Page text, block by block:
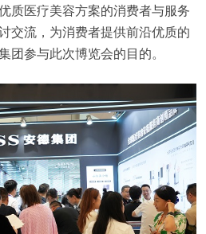
质医疗美容方案的消费者与服务
交流，为消费者提供前沿优质的
团参与此次博览会的目的。